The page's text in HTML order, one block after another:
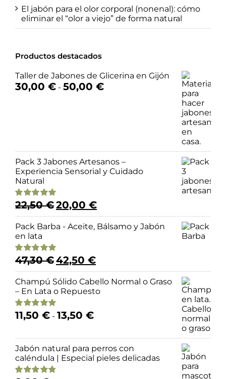
El jabón para el olor corporal (nonenal): cómo
eliminar el “olor a viejo” de forma natural
Productos destacados
Taller de Jabones de Glicerina en Gijón
30,00 € - 50,00 €Rango
Pack 3 Jabones Artesanos –
Experiencia Sensorial y Cuidado
Natural
Valorado
4.98
22,50€ El
precio
original
era:
20,00 €El
precio
actual
es:
Pack Barba - Aceite, Bálsamo y Jabón
en lata
Valorado
5.00
47,30€ El
precio
original
era:
47,30 €.
42,50 €El
precio
actual
es:
42,50 €.
Champú Sólido Cabello Normal o Graso
– En Lata o Repuesto
Valorado
con
11,50 € - 13,50 €Rango
11,50 €
hasta
Jabón natural para perros con
caléndula | Especial pieles delicadas